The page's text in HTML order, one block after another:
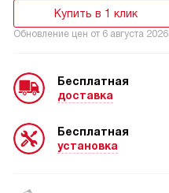
Купить в 1 клик
Обновление цен от 6 августа 2026
Бесплатная
доставка
Бесплатная
установка